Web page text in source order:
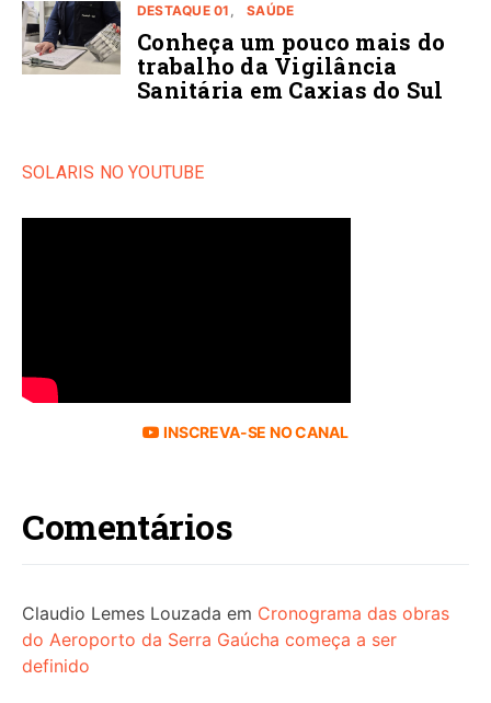
DESTAQUE 01 SAÚDE
Conheça um pouco mais do
trabalho da Vigilância
Sanitária em Caxias do Sul
SOLARIS NO YOUTUBE
INSCREVA-SE NO CANAL
Comentários
Claudio Lemes Louzada em Cronograma das obras
do Aeroporto da Serra Gaúcha começa a ser
definido